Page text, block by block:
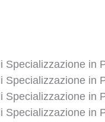
Specializzazione in
Specializzazione in
Specializzazione in
Specializzazione in